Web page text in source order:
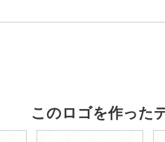
このロゴを作った